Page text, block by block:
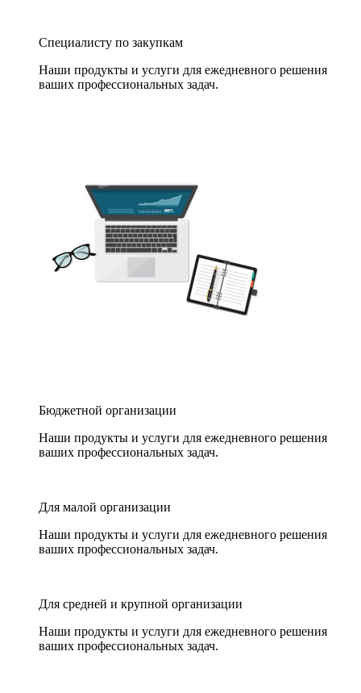
Специалисту по закупкам
Наши продукты и услуги для ежедневного решения
ваших профессиональных задач.
Бюджетной организации
Наши продукты и услуги для ежедневного решения
ваших профессиональных задач.
Для малой организации
Наши продукты и услуги для ежедневного решения
ваших профессиональных задач.
Для средней и крупной организации
Наши продукты и услуги для ежедневного решения
ваших профессиональных задач.